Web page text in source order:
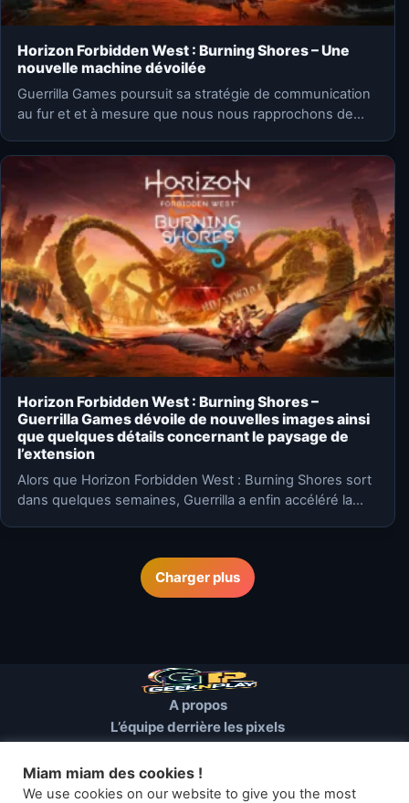
Horizon Forbidden West : Burning Shores – Une
nouvelle machine dévoilée
Guerrilla Games poursuit sa stratégie de communication
au fur et et à mesure que nous nous rapprochons de…
Horizon Forbidden West : Burning Shores –
Guerrilla Games dévoile de nouvelles images ainsi
que quelques détails concernant le paysage de
l’extension
Alors que Horizon Forbidden West : Burning Shores sort
dans quelques semaines, Guerrilla a enfin accéléré la
Charger plus
A propos
L’équipe derrière les pixels
Mentions Légales
Cookies et autres traceurs
Miam miam des cookies !
We use cookies on our website to give you the most